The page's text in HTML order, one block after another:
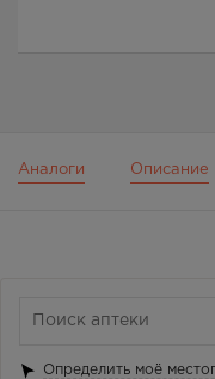
Аналоги Описание
Определить моё